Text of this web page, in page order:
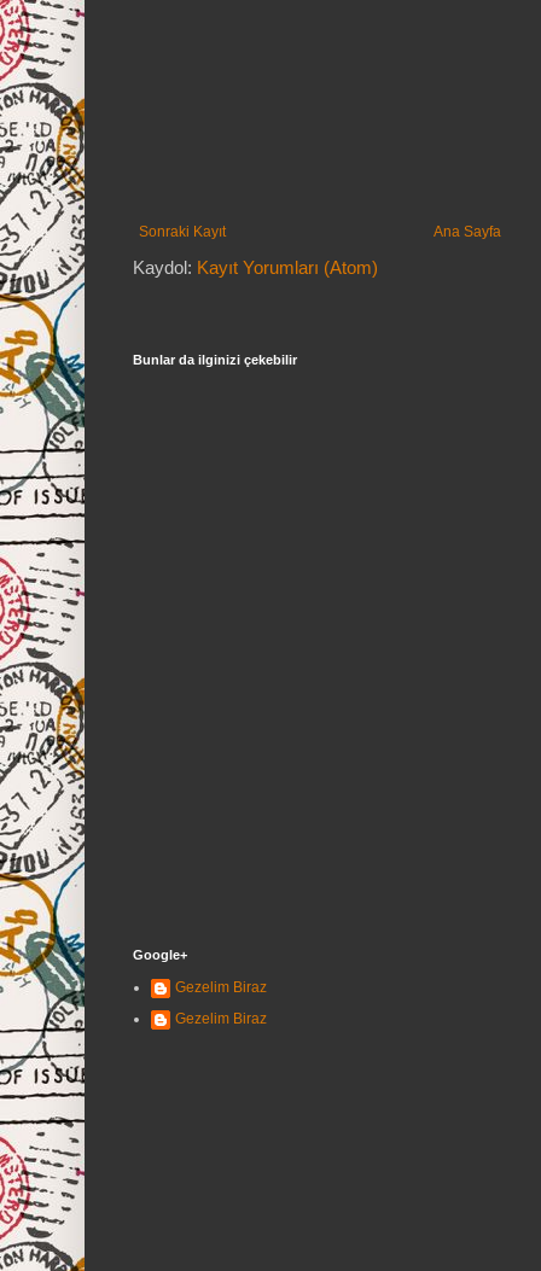
Sonraki Kayıt Ana Sayfa
Kaydol: Kayıt Yorumları (Atom)
Bunlar da ilginizi çekebilir
Google+
Gezelim Biraz
Gezelim Biraz